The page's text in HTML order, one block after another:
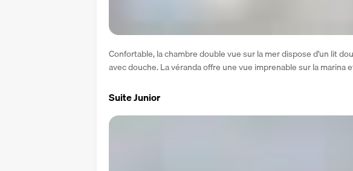
Confortable, la chambre double vue sur la mer dispose d'un lit
avec douche. La véranda offre une vue imprenable sur la marina
Suite Junior